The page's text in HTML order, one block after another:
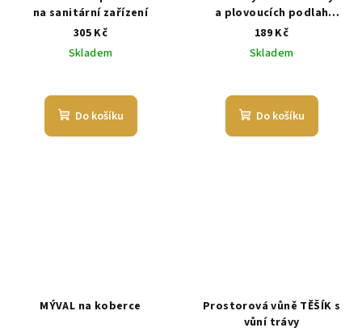
na sanitární zařízení
305 Kč
Skladem
hodnocení
produktu
Do košíku
a plovoucích podlah
Balzamína
189 Kč
Skladem
Do košíku
MÝVAL na koberce
Prostorová vůně TĚŠÍK s
vůní trávy